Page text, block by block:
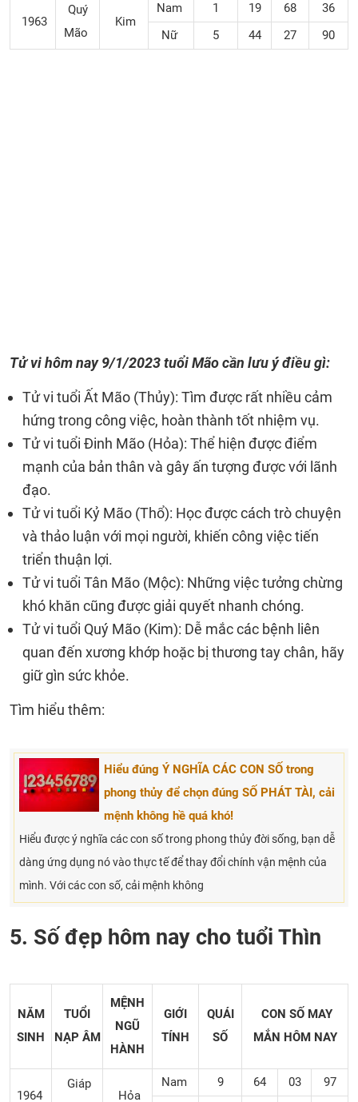
1963
Quý
Mão
Kim
Nam 1 19 68
36
Nữ
5 44 27 90
Tử vi hôm nay9/1/2023 tuổi Mão cần lưu ý điều gì:
Tử vi tuổi Ất Mão (Thủy): Tìm được rất nhiều cảm
hứng trong công việc, hoàn thành tốt nhiệm vụ.
Tử vi tuổi Đinh Mão (Hỏa): Thể hiện được điểm
mạnh của bản thân và gây ấn tượng được với lãnh
đạo.
Tử vi tuổi Kỷ Mão (Thổ): Học được cách trò chuyện
và thảo luận với mọi người, khiến công việc tiến
triển thuận lợi.
Tử vi tuổi Tân Mão (Mộc): Những việc tưởng chừng
khó khăn cũng được giải quyết nhanh chóng.
Tử vi tuổi Quý Mão (Kim): Dễ mắc các bệnh liên
quan đến xương khớp hoặc bị thương tay chân, hãy
giữ gìn sức khỏe.
Tìm hiểu thêm:
Hiểu đúng Ý NGHĨA CÁC CON SỐ trong
phong thủy để chọn đúng SỐ PHÁT TÀI, cải
mệnh không hề quá khó!
Hiểu được ý nghĩa các con số trong phong thủy đời sống, bạn dễ
dàng ứng dụng nó vào thực tế để thay đổi chính vận mệnh của
mình. Với các con số, cải mệnh không
5. Số đẹp hôm nay cho tuổi Thìn
NĂM
SINH
TUỔI
NẠP ÂM
MỆNH
NGŨ
HÀNH
GIỚI
TÍNH
QUÁI
SỐ
CON SỐ MAY
MẮN HÔM NAY
1964
Giáp
Hỏa
Nam 9 64 03 97